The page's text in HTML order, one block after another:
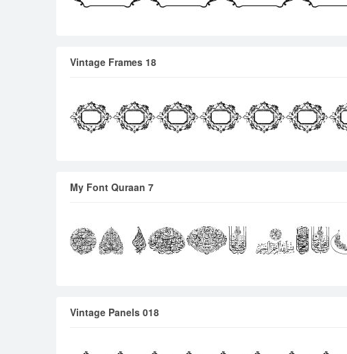
Vintage Frames 18
My Font Quraan 7
Vintage Panels 018